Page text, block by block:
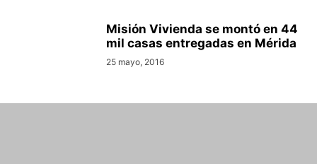
Misión Vivienda se montó en 44
mil casas entregadas en Mérida
25 mayo, 2016